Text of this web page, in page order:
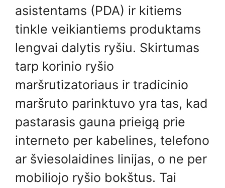
asistentams (PDA) ir kitiems
tinkle veikiantiems produktams
lengvai dalytis ryšiu. Skirtumas
tarp korinio ryšio
maršrutizatoriaus ir tradicinio
maršruto parinktuvo yra tas, kad
pastarasis gauna prieigą prie
interneto per kabelines, telefono
ar šviesolaidines linijas, o ne per
mobiliojo ryšio bokštus. Tai